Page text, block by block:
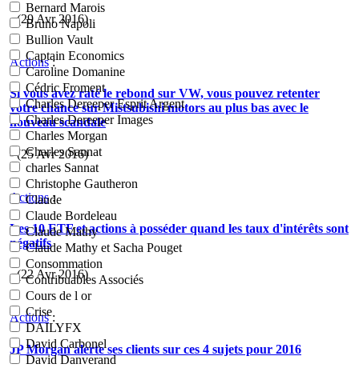
Bernard Marois
Bruno Napoli
Bullion Vault
Captain Economics
Caroline Domanine
Cédric Froment
Charles Dereeper Esprit Argent
Charles Dereeper Images
Charles Morgan
Charles Sannat
charles Sannat
Christophe Gautheron
Claude
Claude Bordeleau
Claude Mathy
Claude Mathy et Sacha Pouget
Consommation
Contribuables Associés
Cours de l or
Crise
DAILYFX
David Carbonel
David Danverand
- (29 Avr 2016)
Actions:
Si vous avez raté le rebond sur VW, vous pouvez retenter
votre chance sur Mistsubishi motors au plus bas avec le
nouveau scandale
- (25 Avr 2016)
Actions:
Les 10 ETF et actions à posséder quand les taux d'intérêts sont
négatifs
- (22 Avr 2016)
Actions:
JP Morgan alerte ses clients sur ces 4 sujets pour 2016